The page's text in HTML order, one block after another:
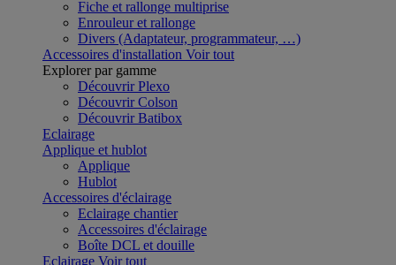
Fiche et rallonge multiprise
Enrouleur et rallonge
Divers (Adaptateur, programmateur, …)
Accessoires d'installation Voir tout
Explorer par gamme
Découvrir Plexo
Découvrir Colson
Découvrir Batibox
Eclairage
Applique et hublot
Applique
Hublot
Accessoires d'éclairage
Eclairage chantier
Accessoires d'éclairage
Boîte DCL et douille
Eclairage Voir tout